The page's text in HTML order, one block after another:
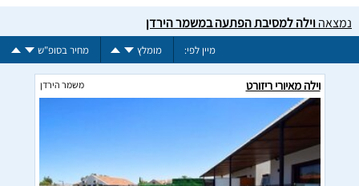
נמצאהוילה למסיבת הפתעה במשמר הירדן
מיין לפי: מומלץ מחיר בסופ"ש
וילה מאיורי ריזורט משמר הירדן